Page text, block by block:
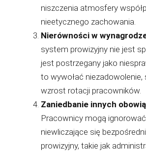
niszczenia atmosfery
nieetycznego zachowania.
Nierówności w
system prowizyjny nie jest
jest postrzegany jako
to wywołać niezadowolenie,
wzrost rotacji pracowników.
Zaniedbanie innych
Pracownicy mogą
niewliczające się
prowizyjny, takie jak